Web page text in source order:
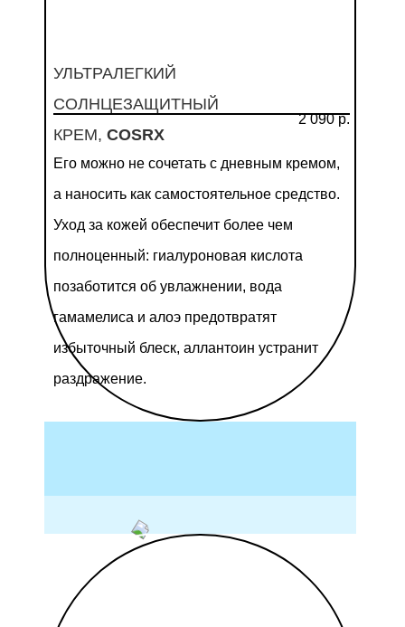
УЛЬТРАЛЕГКИЙ
СОЛНЦЕЗАЩИТНЫЙ
КРЕМ, COSRX
2 090 р.
Его можно не сочетать с дневным кремом,
а наносить как самостоятельное средство.
Уход за кожей обеспечит более чем
полноценный: гиалуроновая кислота
позаботится об увлажнении, вода
гамамелиса и алоэ предотвратят
избыточный блеск, аллантоин устранит
раздражение.